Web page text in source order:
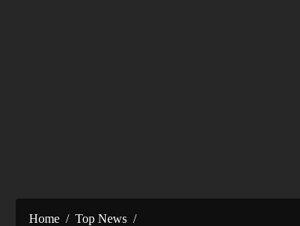
Home
Top News